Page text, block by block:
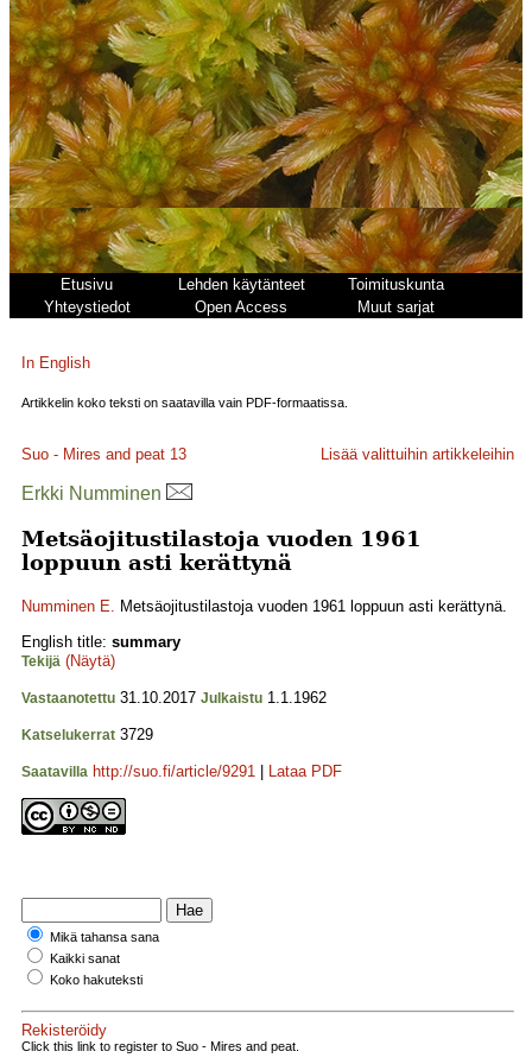
Etusivu Lehden käytänteet
Toimituskunta
Yhteystiedot
Open Access Muut sarjat
In English
Artikkelin koko teksti on saatavilla vain PDF-formaatissa.
Suo - Mires and peat 13 Lisää valittuihin artikkeleihin
Erkki Numminen
Metsäojitustilastoja vuoden 1961
loppuun asti kerättynä
Numminen E. Metsäojitustilastoja vuoden 1961 loppuun asti kerättynä.
English title: summary
Tekijä (Näytä)
Vastaanotettu 31.10.2017 Julkaistu 1.1.1962
Katselukerrat 3729
Saatavilla http://suo.fi/article/9291 Lataa PDF
Mikä tahansa sana
Kaikki sanat
Koko hakuteksti
Rekisteröidy
Click this link to register to Suo - Mires and peat.